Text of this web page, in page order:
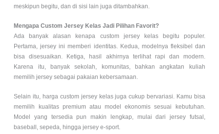
meskipun begitu, dan di sisi lain juga ditambahkan.
Mengapa Custom Jersey Kelas Jadi Pilihan Favorit?
Ada banyak alasan kenapa custom jersey kelas begitu populer.
Pertama, jersey ini memberi identitas. Kedua, modelnya fleksibel dan
bisa disesuaikan. Ketiga, hasil akhirnya terlihat rapi dan modern.
Karena itu, banyak sekolah, komunitas, bahkan angkatan kuliah
memilih jersey sebagai pakaian kebersamaan.
Selain itu, harga custom jersey kelas juga cukup bervariasi. Kamu bisa
memilih kualitas premium atau model ekonomis sesuai kebutuhan.
Model yang tersedia pun makin lengkap, mulai dari jersey futsal,
baseball, sepeda, hingga jersey e-sport.